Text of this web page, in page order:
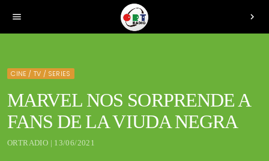
menu chevron_right
CINE / TV / SERIES
MARVEL NOS SORPRENDE A
FANS DE LA VIUDA NEGRA
ORTRADIO | 13/06/2021